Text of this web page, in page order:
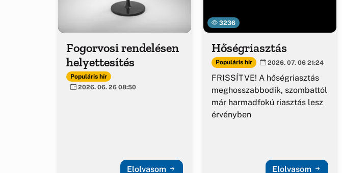
Fogorvosi rendelésen
helyettesítés
Populáris hír
2026. 06. 26 08:50
Elolvasom
3236
Hőségriasztás
Populáris hír 2026. 07. 06 21:24
FRISSÍTVE! A hőségriasztás
meghosszabbodik, szombattól
már harmadfokú riasztás lesz
érvényben
Elolvasom